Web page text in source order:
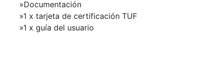
»Documentación
»1 x tarjeta de certificación TUF
»1 x guía del usuario